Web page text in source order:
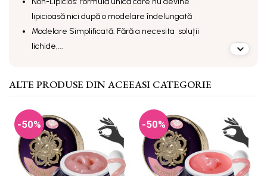
lipicioasă nici după o modelare îndelungată
Modelare Simplificată: Fără a necesita soluții
lichide,...
ALTE PRODUSE DIN ACEEASI CATEGORIE
-50% -50%